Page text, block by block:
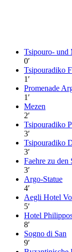
Tsipouro- und
0′
Tsipouradiko
1′
Promenade
1′
Mezen
2′
Tsipouradiko
3′
Tsipouradiko
3′
Faehre zu den
3′
Argo-Statue
4′
Aegli Hotel
5′
Hotel
8′
Sogno di San
9′